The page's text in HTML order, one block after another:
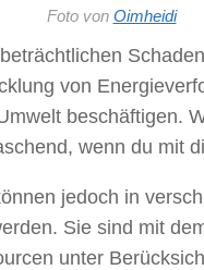
Foto von Oimheidi
von
beschäftigen.
wenn du mit
jedoch in
Sie sind mit
unter